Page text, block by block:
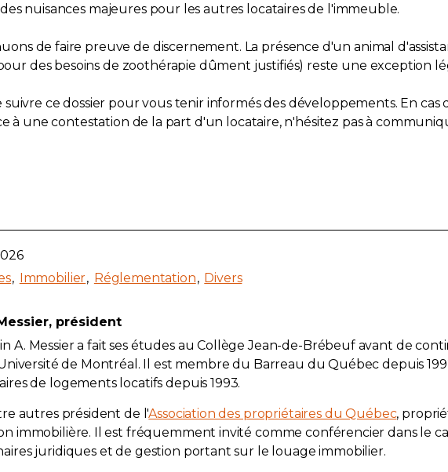
nuisances majeures pour les autres locataires de l'immeuble.
de faire preuve de discernement. La présence d'un animal
des besoins de zoothérapie dûment justifiés) reste une exception
suivre ce dossier pour vous tenir informés des développements. En
à une contestation de la part d'un locataire, n'hésitez pas à
Immobilier Réglementation Divers
président
A. Messier a fait ses études au Collège Jean-de-Brébeuf avant de
de Montréal. Il est membre du Barreau du Québec depuis
de logements locatifs depuis 1993.
autres président de l'Association des propriétaires du Québec,
immobilière. Il est fréquemment invité comme conférencier dans le
juridiques et de gestion portant sur le louage immobilier.